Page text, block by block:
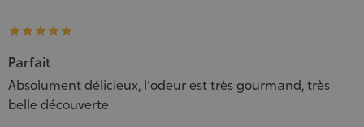
    
Parfait
Absolument délicieux, l'odeur est très gourmand, très
belle découverte